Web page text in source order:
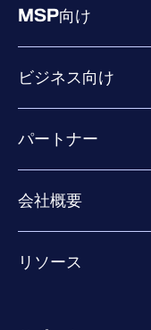
MSP向け
ビジネス向け
Exposure
Extended
Co-Security
パートナー
パートナーの成功
Co-growth
会社概要
業界での評価／認
リソース